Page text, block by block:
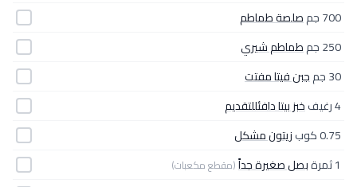
700 جم
صلصة طماطم
250 جم
طماطم شيري
30 جم
جبن فيتا مفتت
4 رغيف
خبز بيتا دافئللتقديم
0.75 كوب
زيتون مشكل
1 ثمرة
بصل صغيرة جداً(مقطع مكعبات)